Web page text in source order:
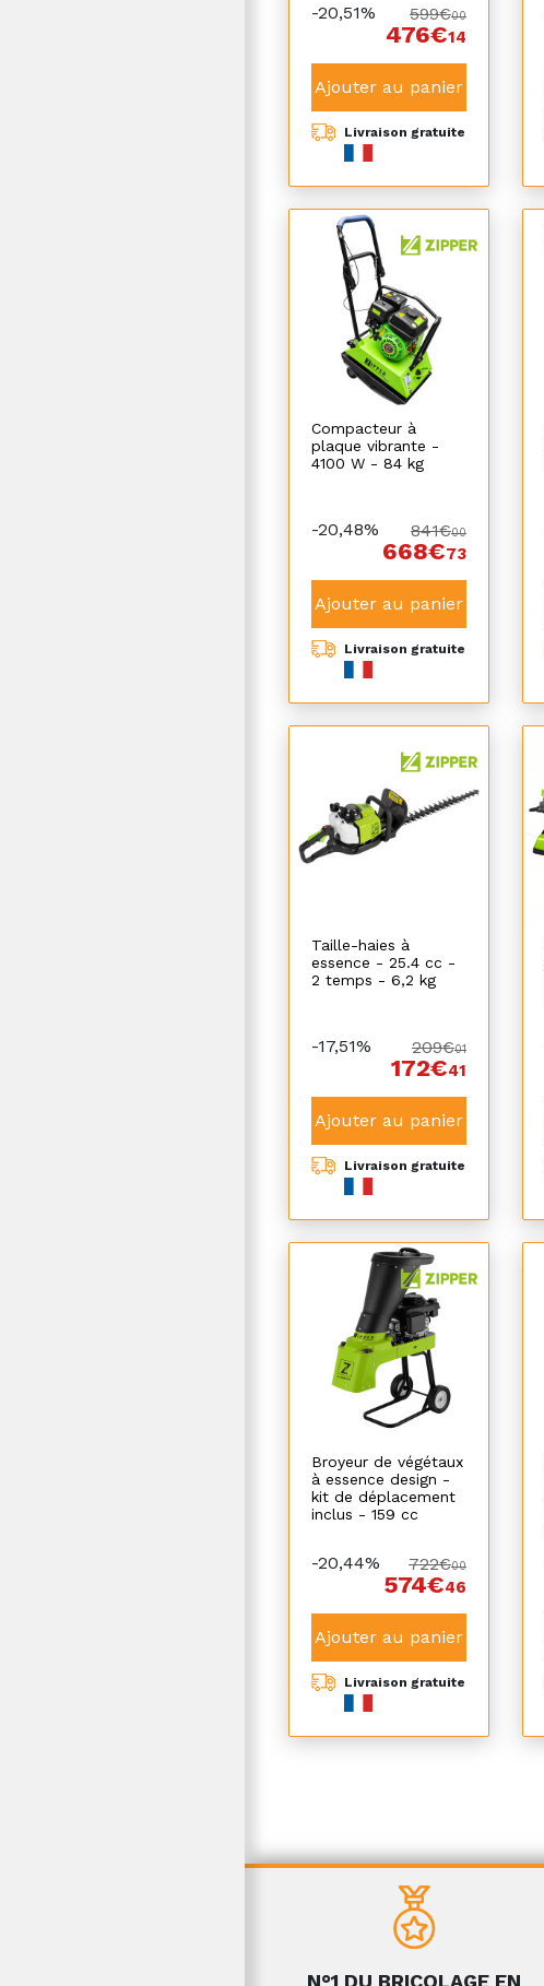
-20,51% 599€00
476€14
Ajouter au panier
Livraison gratuite
Compacteur à
plaque vibrante -
4100 W - 84 kg
-20,48% 841€00
668€73
Ajouter au panier
Livraison gratuite
Taille-haies à
essence - 25.4 cc -
2 temps - 6,2 kg
-17,51% 209€01
172€41
Ajouter au panier
Livraison gratuite
Broyeur de végétaux
à essence design -
kit de déplacement
inclus - 159 cc
-20,44% 722€00
574€46
Ajouter au panier
Livraison gratuite
N°1 DU BRICOLAGE EN